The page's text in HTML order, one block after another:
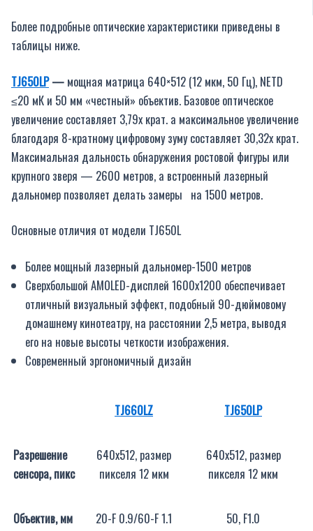
Более подробные оптические характеристики приведены в
таблицы ниже.
TJ650LP— мощная матрица 640×512 (12 мкм, 50 Гц), NETD
≤20 мК и 50 мм «честный» объектив. Базовое оптическое
увеличение составляет 3,79х крат. а максимальное увеличение
благодаря 8-кратному цифровому зуму составляет 30,32х крат.
Максимальная дальность обнаружения ростовой фигуры или
крупного зверя — 2600 метров, а встроенный лазерный
дальномер позволяет делать замеры на 1500 метров.
Основные отличия от модели TJ650L
Более мощный лазерный дальномер-1500 метров
Сверхбольшой AMOLED-дисплей 1600х1200 обеспечивает
отличный визуальный эффект, подобный 90-дюймовому
домашнему кинотеатру, на расстоянии 2,5 метра, выводя
его на новые высоты четкости изображения.
Современный эргономичный дизайн
TJ660LZ TJ650LP
Разрешение
сенсора, пикс
640х512, размер
пикселя 12 мкм
640х512, размер
пикселя 12 мкм
Объектив, мм 20-F 0.9/60-F 1.1 50, F1.0